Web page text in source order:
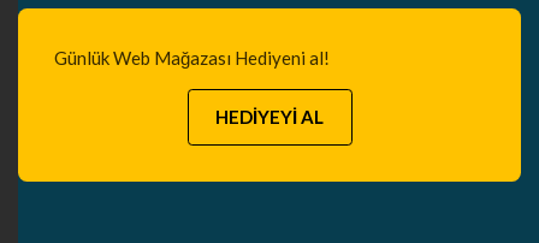
Günlük Web Mağazası Hediyeni al!
HEDİYEYİ AL